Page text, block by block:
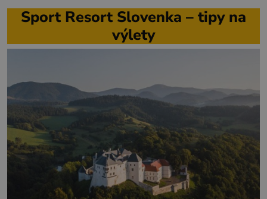
Sport Resort Slovenka – tipy na
výlety